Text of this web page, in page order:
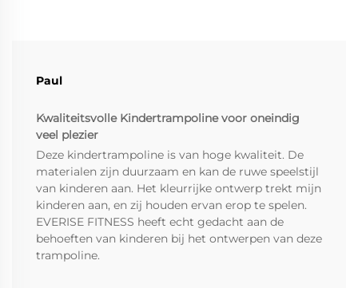
Paul
Kwaliteitsvolle Kindertrampoline voor oneindig
veel plezier
Deze kindertrampoline is van hoge kwaliteit. De
materialen zijn duurzaam en kan de ruwe speelstijl
van kinderen aan. Het kleurrijke ontwerp trekt mijn
kinderen aan, en zij houden ervan erop te spelen.
EVERISE FITNESS heeft echt gedacht aan de
behoeften van kinderen bij het ontwerpen van deze
trampoline.